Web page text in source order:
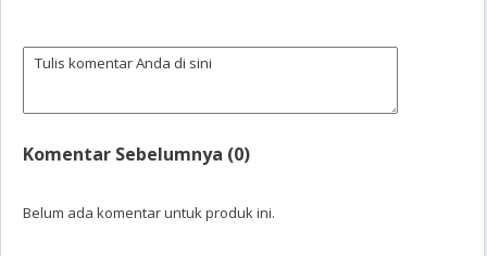
Komentar Sebelumnya (0)
Belum ada komentar untuk produk ini.